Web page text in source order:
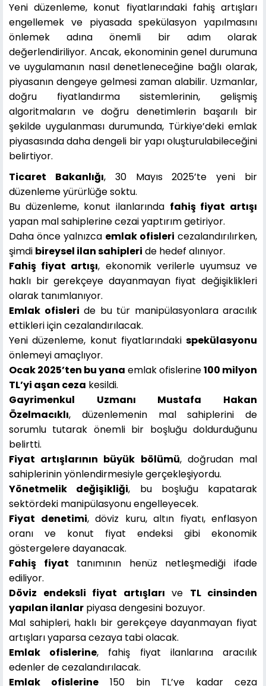
Yeni düzenleme, konut fiyatlarındaki fahiş artışları
engellemek ve piyasada spekülasyon yapılmasını
önlemek adına önemli bir adım olarak
değerlendiriliyor. Ancak, ekonominin genel durumuna
ve uygulamanın nasıl denetleneceğine bağlı olarak,
piyasanın dengeye gelmesi zaman alabilir. Uzmanlar,
doğru fiyatlandırma sistemlerinin, gelişmiş
algoritmaların ve doğru denetimlerin başarılı bir
şekilde uygulanması durumunda, Türkiye’deki emlak
piyasasında daha dengeli bir yapı oluşturulabileceğini
belirtiyor.
Ticaret Bakanlığı, 30 Mayıs 2025’te yeni bir
düzenleme yürürlüğe soktu.
Bu düzenleme, konut ilanlarında fahiş fiyat artışı
yapan mal sahiplerine cezai yaptırım getiriyor.
Daha önce yalnızca emlak ofisleri cezalandırılırken,
şimdi bireysel ilan sahipleri de hedef alınıyor.
Fahiş fiyat artışı, ekonomik verilerle uyumsuz ve
haklı bir gerekçeye dayanmayan fiyat değişiklikleri
olarak tanımlanıyor.
Emlak ofisleri de bu tür manipülasyonlara aracılık
ettikleri için cezalandırılacak.
Yeni düzenleme, konut fiyatlarındaki spekülasyonu
önlemeyi amaçlıyor.
Ocak 2025’ten bu yana emlak ofislerine100 milyon
TL’yi aşan ceza kesildi.
Gayrimenkul Uzmanı Mustafa Hakan
Özelmacıklı, düzenlemenin mal sahiplerini de
sorumlu tutarak önemli bir boşluğu doldurduğunu
belirtti.
Fiyat artışlarının büyük bölümü, doğrudan mal
sahiplerinin yönlendirmesiyle gerçekleşiyordu.
Yönetmelik değişikliği, bu boşluğu kapatarak
sektördeki manipülasyonu engelleyecek.
Fiyat denetimi, döviz kuru, altın fiyatı, enflasyon
oranı ve konut fiyat endeksi gibi ekonomik
göstergelere dayanacak.
Fahiş fiyat tanımının henüz netleşmediği ifade
ediliyor.
Döviz endeksli fiyat artışları ve TL cinsinden
yapılan ilanlar piyasa dengesini bozuyor.
Mal sahipleri, haklı bir gerekçeye dayanmayan fiyat
artışları yaparsa cezaya tabi olacak.
Emlak ofislerine, fahiş fiyat ilanlarına aracılık
edenler de cezalandırılacak.
Emlak ofislerine150 bin TL’ye kadar ceza